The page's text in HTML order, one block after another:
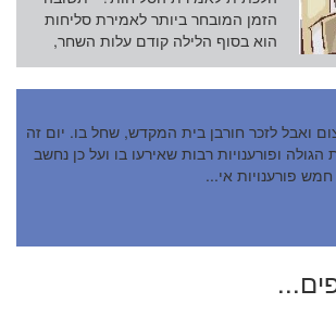
הזמן המובחר ביותר לאמירת סליחות
הוא בסוף הלילה קודם עלות השחר,
ואבל לזכר חורבן בית המקדש, שחל בו. יום זה
ופורענויות רבות שאירעו בו ועל כן נחשב
פורענויות אי...